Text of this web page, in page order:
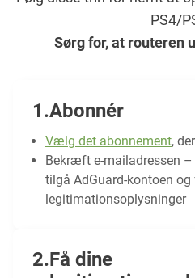
PS4/
Sørg for, at routeren
Abonnér
Vælg det abonnement,
Bekræft e-mailadressen
tilgå AdGuard-kontoen
legitimationsoplysninger
Få dine